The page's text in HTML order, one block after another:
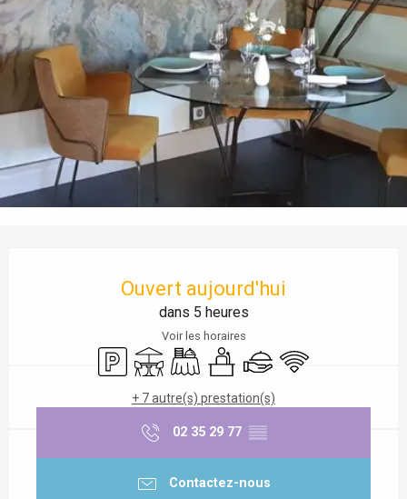
Ouvert aujourd'hui
dans 5 heures
Voir les horaires
ParkingTerrasseBanquetSéminaires
TraiteurWiFi
+ 7 autre(s) prestation(s)
02 35 29 77 ▒▒
Contactez-nous